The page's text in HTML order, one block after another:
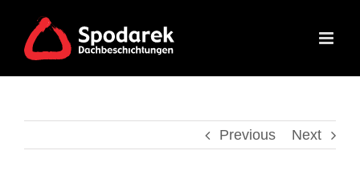
content
Previous Next